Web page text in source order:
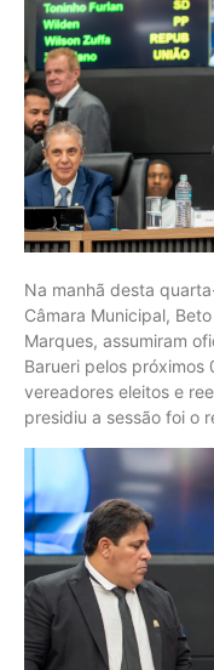
Na manhã desta
Câmara Municipal,
Marques, assumiram
Barueri pelos próximos
vereadores eleitos e
presidiu a sessão foi o